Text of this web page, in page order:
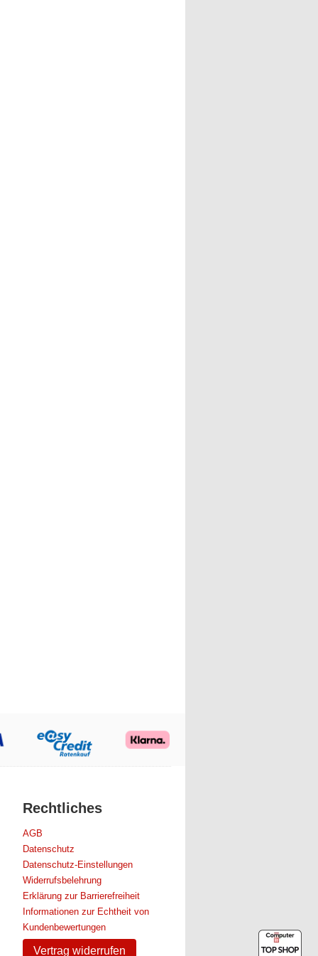
Rechtliches
AGB
Datenschutz
Datenschutz-Einstellungen
Widerrufsbelehrung
Erklärung zur Barrierefreiheit
Informationen zur Echtheit von
Kundenbewertungen
Vertrag widerrufen